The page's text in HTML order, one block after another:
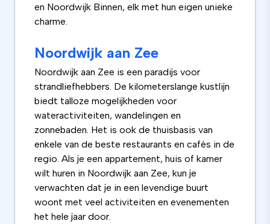
en Noordwijk Binnen, elk met hun eigen unieke
charme.
Noordwijk aan Zee
Noordwijk aan Zee is een paradijs voor
strandliefhebbers. De kilometerslange kustlijn
biedt talloze mogelijkheden voor
wateractiviteiten, wandelingen en
zonnebaden. Het is ook de thuisbasis van
enkele van de beste restaurants en cafés in de
regio. Als je een appartement, huis of kamer
wilt huren in Noordwijk aan Zee, kun je
verwachten dat je in een levendige buurt
woont met veel activiteiten en evenementen
het hele jaar door.